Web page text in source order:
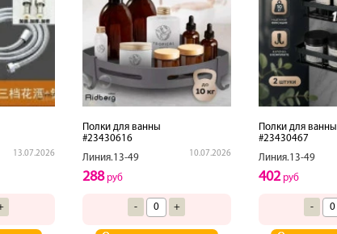
13.07.2026
Полки для ванны
#23430616
Линия.13-49
10.07.2026
288руб
- +
Полки для ванны
#23430467
Линия.13-49
402руб
-